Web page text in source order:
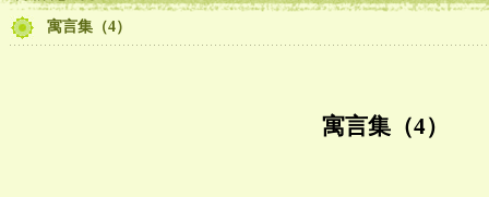
寓言集（4）
寓言集（4）